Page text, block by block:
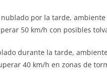
por la tarde,
50 km/h con posibles
durante la tarde,
40 km/h en zonas de